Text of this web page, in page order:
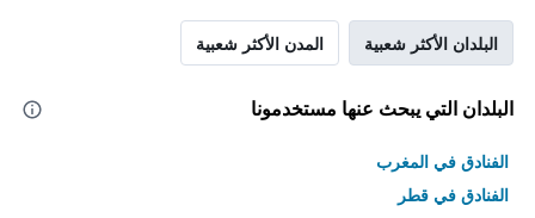
البلدان الأكثر شعبية المدن الأكثر شعبية
البلدان التي يبحث عنها مستخدمونا
الفنادق في المغرب
الفنادق في قطر